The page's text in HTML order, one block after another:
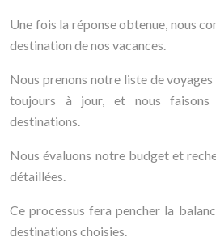
Une fois la réponse obtenue, nous
destination de nos vacances.
Nous prenons notre liste de voyages
toujours à jour, et nous
destinations.
Nous évaluons notre budget et
détaillées.
Ce processus fera pencher la
destinations choisies.